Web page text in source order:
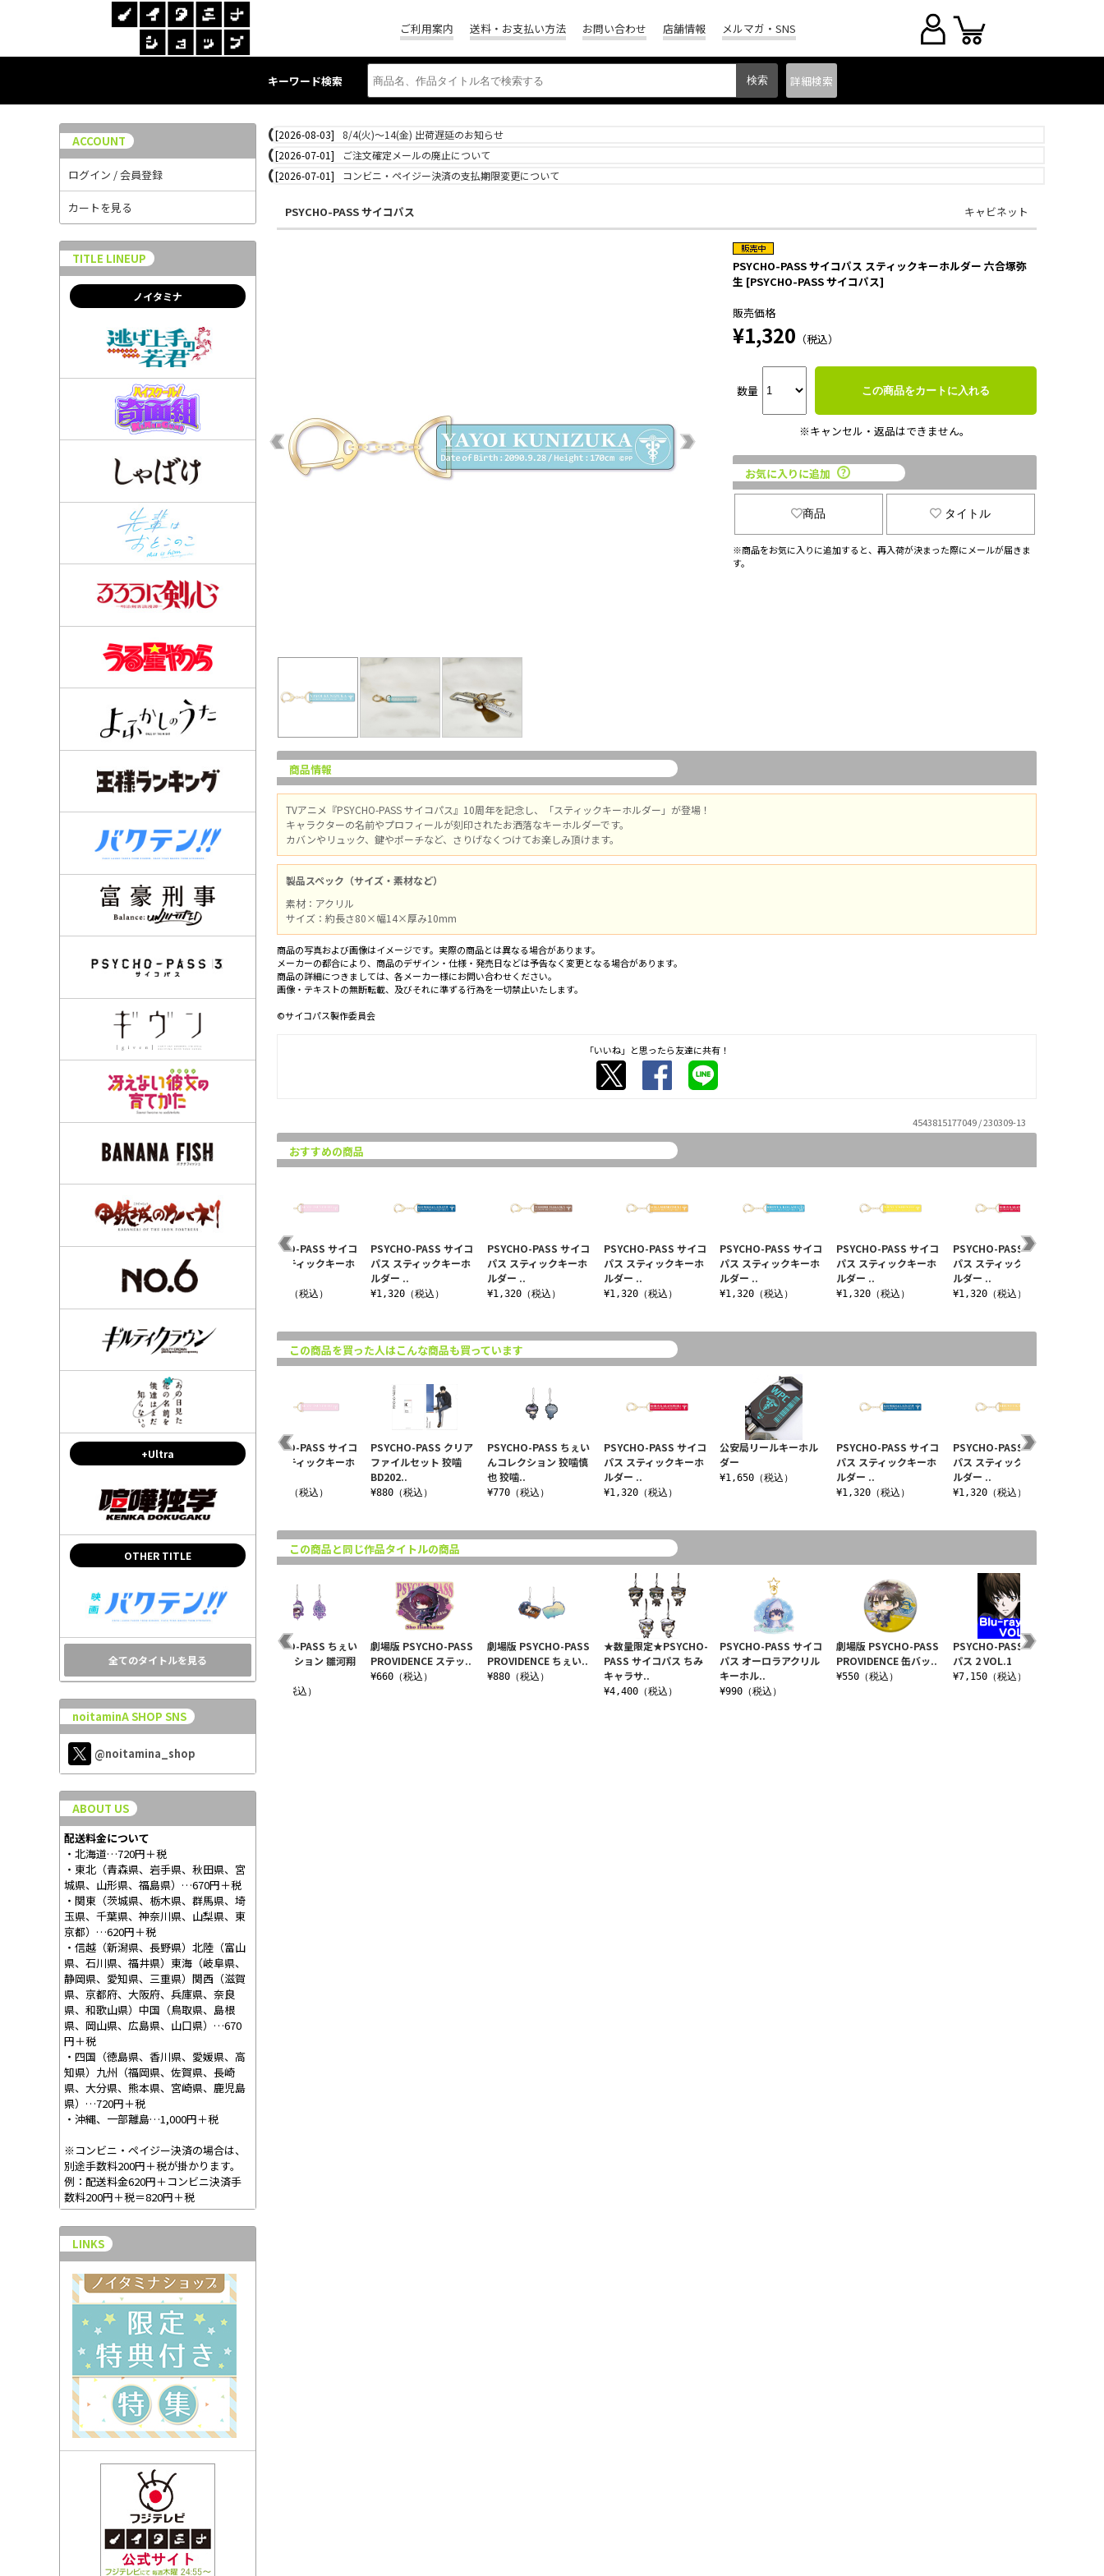
ご利用案内 送料・お支払い方法 お問い合わせ 店舗情報 メルマガ・SNS
キーワード検索 詳細検索
ACCOUNT
ログイン / 会員登録
カートを見る
TITLE LINEUP
ノイタミナ
+Ultra
OTHER TITLE
全てのタイトルを見る
noitaminA SHOP SNS
@noitamina_shop
ABOUT US
配送料金について
・北海道…720円＋税
・東北（青森県、岩手県、秋田県、宮
城県、山形県、福島県）…670円＋税
・関東（茨城県、栃木県、群馬県、埼
玉県、千葉県、神奈川県、山梨県、東
京都）…620円＋税
・信越（新潟県、長野県）北陸（富山
県、石川県、福井県）東海（岐阜県、
静岡県、愛知県、三重県）関西（滋賀
県、京都府、大阪府、兵庫県、奈良
県、和歌山県）中国（鳥取県、島根
県、岡山県、広島県、山口県）…670
円＋税
・四国（徳島県、香川県、愛媛県、高
知県）九州（福岡県、佐賀県、長崎
県、大分県、熊本県、宮崎県、鹿児島
県）…720円＋税
・沖縄、一部離島…1,000円＋税
※コンビニ・ペイジー決済の場合は、
別途手数料200円＋税が掛かります。
例：配送料金620円＋コンビニ決済手
数料200円＋税＝820円＋税
LINKS
[2026-08-03]
8/4(火)～14(金) 出荷遅延のお知らせ
[2026-07-01]
ご注文確定メールの廃止について
[2026-07-01]
コンビニ・ペイジー決済の支払期限変更について
PSYCHO-PASS サイコパス キャビネット
PSYCHO-PASS サイコパス スティックキーホルダー 六合塚弥
生 [PSYCHO-PASS サイコパス]
販売価格
¥1,320 （税込）
数量 この商品をカートに入れる
※キャンセル・返品はできません。
お気に入りに追加
商品 タイトル
※商品をお気に入りに追加すると、再入荷が決まった際にメールが届きま
す。
商品情報
TVアニメ『PSYCHO-PASS サイコパス』10周年を記念し、「スティックキーホルダー」が登場！
キャラクターの名前やプロフィールが刻印されたお洒落なキーホルダーです。
カバンやリュック、鍵やポーチなど、さりげなくつけてお楽しみ頂けます。
製品スペック（サイズ・素材など）
素材：アクリル
サイズ：約長さ80×幅14×厚み10mm
商品の写真および画像はイメージです。実際の商品とは異なる場合があります。
メーカーの都合により、商品のデザイン・仕様・発売日などは予告なく変更となる場合があります。
商品の詳細につきましては、各メーカー様にお問い合わせください。
画像・テキストの無断転載、及びそれに準ずる行為を一切禁止いたします。
©サイコパス製作委員会
「いいね」と思ったら友達に共有！
4543815177049 / 230309-13
おすすめの商品
PSYCHO-PASS サイコ
パス スティックキーホ
ルダー ..
¥1,320（税込）
PSYCHO-PASS サイコ
パス スティックキーホ
ルダー ..
¥1,320（税込）
PSYCHO-PASS サイコ
パス スティックキーホ
ルダー ..
¥1,320（税込）
PSYCHO-PASS サイコ
パス スティックキーホ
ルダー ..
¥1,320（税込）
PSYCHO-PASS サイコ
パス スティックキーホ
ルダー ..
¥1,320（税込）
PSYCHO-PASS サイコ
パス スティックキーホ
¥1,320（税込）
PSYCHO-PASS サイコ
パス スティックキーホ
ルダー ..
¥1,320（税込）
PSYCHO-PASS サイコ
パス スティックキーホ
ルダー ..
¥1,320（税込）
この商品を買った人はこんな商品も買っています
PSYCHO-PASS サイコ
パス スティックキーホ
ルダー ..
¥1,320（税込）
公安局リールキーホル
ダー
¥1,650（税込）
PSYCHO-PASS サイコ
パス スティックキーホ
ルダー ..
¥1,320（税込）
PSYCHO-PASS サイコ
パス スティックキーホ
ルダー ..
¥1,320（税込）
PSYCHO-PASS サイコ
パス スティックキーホ
PSYCHO-PASS サイコ
パス スティックキーホ
¥1,320（税込）
PSYCHO-PASS サイコ
パス スティックキーホ
¥1,320（税込）
PSYCHO-PASS クリア
ファイルセット 狡噛
BD202..
¥880（税込）
PSYCHO-PASS ちぇい
んコレクション 狡噛慎
也 狡噛..
¥770（税込）
この商品と同じ作品タイトルの商品
★数量限定★PSYCHO-
PASS サイコパス ちみ
キャラサ..
¥4,400（税込）
PSYCHO-PASS サイコ
パス オーロラアクリル
キーホル..
¥990（税込）
劇場版 PSYCHO-PASS
PROVIDENCE 缶バッ..
¥550（税込）
PSYCHO-PASS サイコ
パス 2 VOL.1 【Blu..
¥7,150（税込）
【WEB取扱】PSYCHO-
PASS トレーディング缶
PSYCHO-PASS アクリ
ルスタンド 炯・ミハイ
ル・イグ..
PSYCHO-PASS ちぇい
んコレクション 雛河翔
¥880（税込）
劇場版 PSYCHO-PASS
PROVIDENCE ステッ..
¥660（税込）
劇場版 PSYCHO-PASS
PROVIDENCE ちぇい..
¥880（税込）